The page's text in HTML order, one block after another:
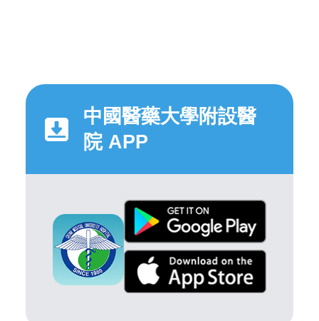
中國醫藥大學附設醫
院 APP